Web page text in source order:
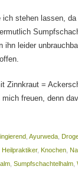
ich stehen lassen,
ihn leider
Zinnkraut =
freuen, denn
Ayurweda,
Heilpraktiker, Knochen,
, Sumpfschachtelhalm,